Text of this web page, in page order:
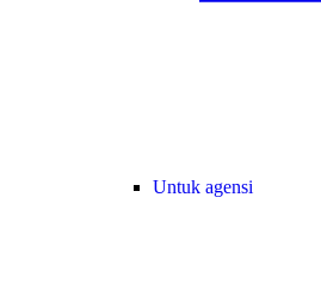
Untuk agensi